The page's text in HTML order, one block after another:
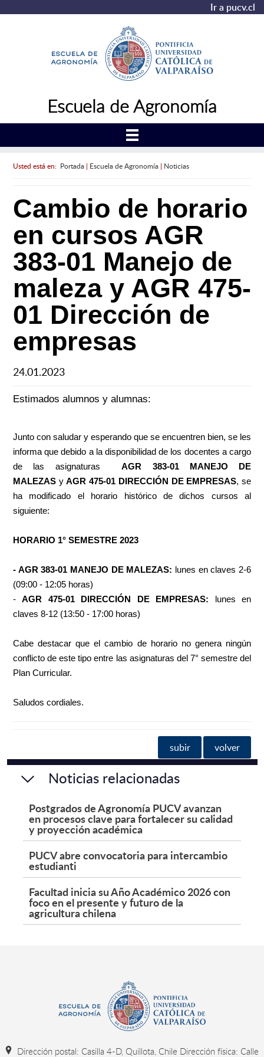
Ir a pucv.cl
Escuela de Agronomía
Usted está en: Portada| Escuela de Agronomía| Noticias
Cambio de horario
en cursos AGR
383-01 Manejo de
maleza y AGR 475-
01 Dirección de
empresas
24.01.2023
Estimados alumnos y alumnas:
Junto con saludar y esperando que se encuentren bien, se les
informa que debido a la disponibilidad de los docentes a cargo
de las asignaturas
AGR 383-01 MANEJO DE
MALEZAS y AGR 475-01 DIRECCIÓN DE EMPRESAS, se
ha modificado el horario histórico de dichos cursos al
siguiente:
HORARIO 1° SEMESTRE 2023
- AGR 383-01 MANEJO DE MALEZAS: lunes en claves 2-6
(09:00 - 12:05 horas)
-AGR 475-01 DIRECCIÓN DE EMPRESAS:
lunes en
claves 8-12 (13:50 - 17:00 horas)
Cabe destacar que el cambio de horario no genera ningún
conflicto de este tipo entre las asignaturas del 7° semestre del
Plan Curricular.
Saludos cordiales.
subir volver
Noticias relacionadas
Postgrados de Agronomía PUCV avanzan
en procesos clave para fortalecer su calidad
y proyección académica
PUCV abre convocatoria para intercambio
estudianti
Facultad inicia su Año Académico 2026 con
foco en el presente y futuro de la
agricultura chilena
Dirección postal: Casilla 4-D, Quillota, Chile Dirección física: Calle